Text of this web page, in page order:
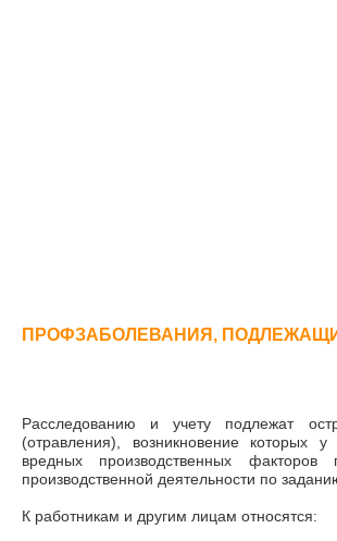
ПРОФЗАБОЛЕВАНИЯ,
Расследованию и учету подлежат
(отравления), возникновение которых
вредных производственных
производственной деятельности по
К работникам и другим лицам относятся: